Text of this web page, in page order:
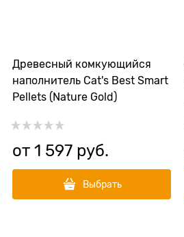
Древесный комкующийся
наполнитель Cat's Best Smart
Pellets (Nature Gold)
от 1 597 руб.
Выбрать